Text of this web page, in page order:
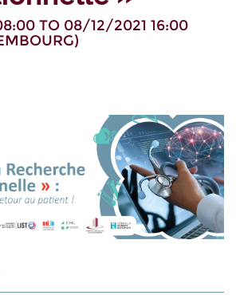
TO 08/12/2021 16:00
)